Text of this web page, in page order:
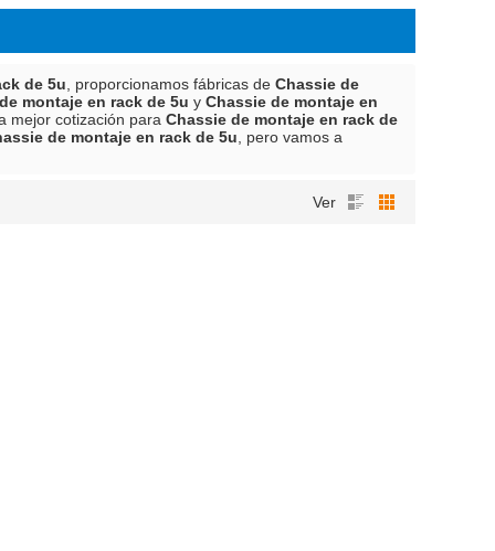
de 5u , proporcionamos fábricas de Chassie de
montaje en rack de 5u y Chassie de montaje en
mejor cotización para Chassie de montaje en rack de
de montaje en rack de 5u , pero vamos a
Ver